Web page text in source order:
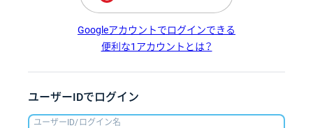
Googleアカウントでログインできる
便利な1アカウントとは？
ユーザーIDでログイン
ユーザーID/ログイン名